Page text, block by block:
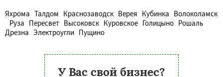
Яхрома Талдом Краснозаводск Верея Кубинка Волоколамск
Руза Пересвет Высоковск Куровское Голицыно Рошаль
Дрезна Электроугли Пущино
У Вас свой бизнес?